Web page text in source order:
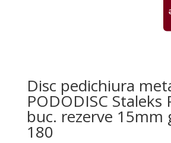
Disc pedichiura
PODODISC Staleks
buc. rezerve 15mm
180